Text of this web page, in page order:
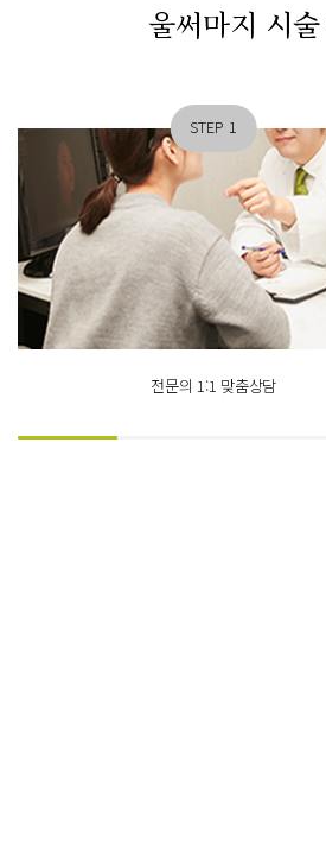
울써마지 시
STEP 1
전문의 1:1 맞춤상담